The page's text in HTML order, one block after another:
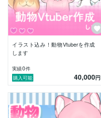
イラスト込み！動物Vtuberを作成
します
実績0件
購入可能
40,000円